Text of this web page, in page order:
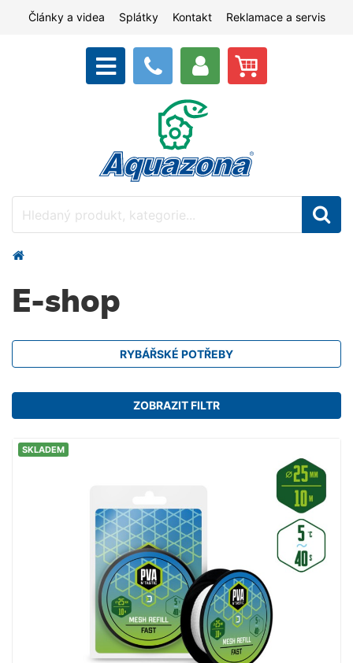
Články a videa Splátky Kontakt Reklamace a servis
E-shop
RYBÁŘSKÉ POTŘEBY
ZOBRAZIT FILTR
SKLADEM